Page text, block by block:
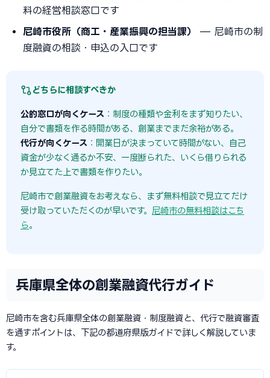
料の経営相談窓口です
尼崎市役所（商工・産業振興の担当課）
— 尼崎市の制
度融資の相談・申込の入口です
どちらに相談すべきか
公的窓口が向くケース ：制度の種類や金利をまず知りたい、
自分で書類を作る時間がある、創業までまだ余裕がある。
代行が向くケース ：開業日が決まっていて時間がない、自己
資金が少なく通るか不安、一度断られた、いくら借りられる
か見立てた上で書類を作りたい。
尼崎市で創業融資をお考えなら、まず無料相談で見立てだけ
受け取っていただくのが早いです。 尼崎市の無料相談はこち
ら。
兵庫県全体の創業融資代行ガイド
尼崎市を含む兵庫県全体の創業融資・制度融資と、代行で融資審査
を通すポイントは、下記の都道府県版ガイドで詳しく解説していま
す。